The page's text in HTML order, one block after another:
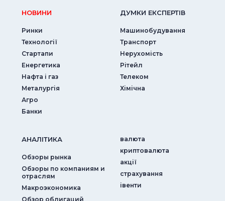
НОВИНИ
Ринки
Технології
Стартапи
Енергетика
Нафта і газ
Металургія
Агро
Банки
ДУМКИ ЕКСПЕРТIВ
Машинобудування
Транспорт
Нерухомість
Рітейл
Телеком
Хімічна
АНАЛIТИКА
Обзоры рынка
Обзоры по компаниям и
отраслям
Макроэкономика
Обзор облигаций
валюта
криптовалюта
акції
страхування
iвенти